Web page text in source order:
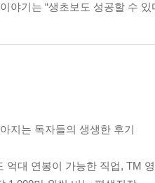
야기는 “생초보도 성공할 수
지는 독자들의 생생한 후기
억대 연봉이 가능한 직업, TM